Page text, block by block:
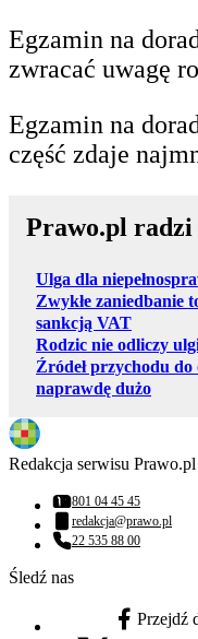
Egzamin na
zwracać uwagę
Egzamin na
część zdaje
Prawo.pl radzi
Ulga dla
Zwykłe zaniedbanie
sankcją VAT
Rodzic nie odliczy
Źródeł przychodu
naprawdę dużo
Redakcja serwisu Prawo.pl
Numer telefonu:
801 04 45 45
Adres email:
redakcja@prawo.pl
Numer telefonu:
22 535 88 00
Śledź nas
facebook -
Przejdź